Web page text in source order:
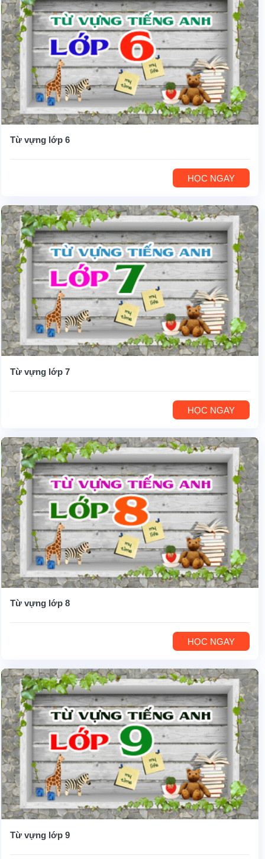
Từ vựng lớp 6
HỌC NGAY
Từ vựng lớp 7
HỌC NGAY
Từ vựng lớp 8
HỌC NGAY
Từ vựng lớp 9